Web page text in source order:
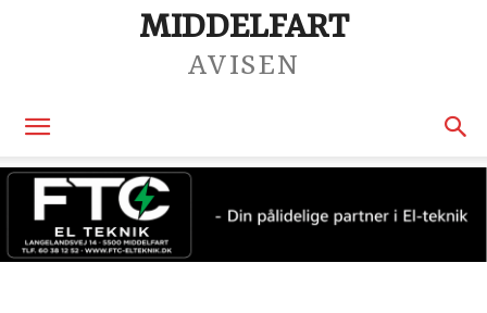
MIDDELFART
AVISEN